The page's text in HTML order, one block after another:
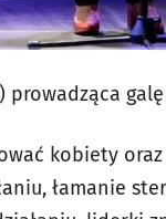
kobiety oraz
łamanie